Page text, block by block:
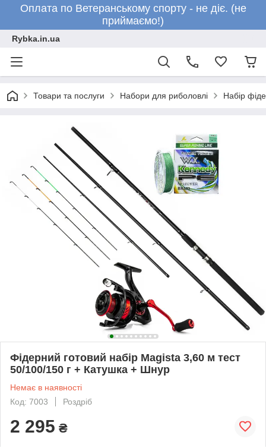
Оплата по Ветеранському спорту - не діє. (не
приймаємо!)
Rybka.in.ua
Товари та послуги Набори для риболовлі Набір
Фідерний готовий набір Magista 3,60 м тест
50/100/150 г + Катушка + Шнур
Немає в наявності
Код: 7003
Роздріб
2 295 ₴